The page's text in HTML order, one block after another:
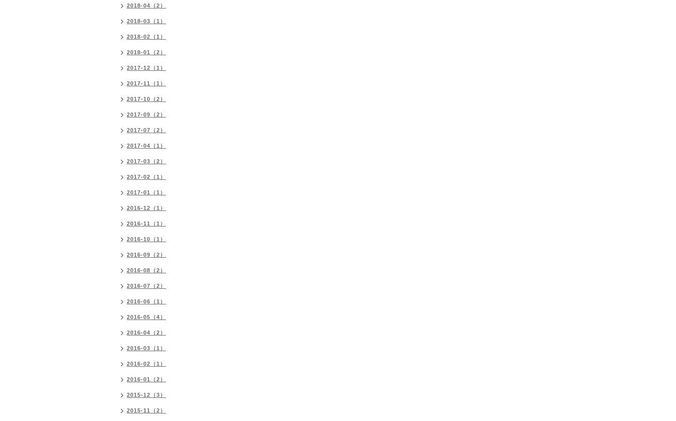
2018-04（2）
2018-03（1）
2018-02（1）
2018-01（2）
2017-12（1）
2017-11（1）
2017-10（2）
2017-09（2）
2017-07（2）
2017-04（1）
2017-03（2）
2017-02（1）
2017-01（1）
2016-12（1）
2016-11（1）
2016-10（1）
2016-09（2）
2016-08（2）
2016-07（2）
2016-06（1）
2016-05（4）
2016-04（2）
2016-03（1）
2016-02（1）
2016-01（2）
2015-12（3）
2015-11（2）